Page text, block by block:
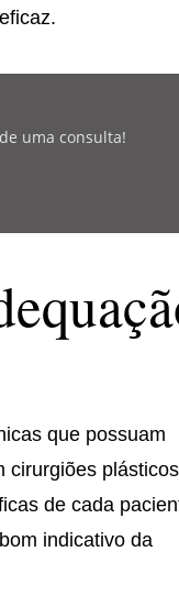
uma consulta!
que possuam
cirurgiões plásticos
de cada
indicativo da